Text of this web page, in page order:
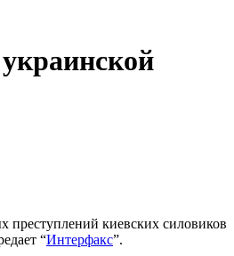
преступлений киевских силовиков
“Интерфакс”.